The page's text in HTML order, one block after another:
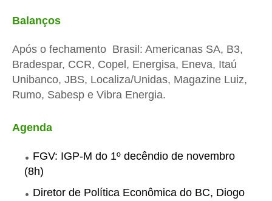
Balanços
Após o fechamento Brasil: Americanas SA, B3,
Bradespar, CCR, Copel, Energisa, Eneva, Itaú
Unibanco, JBS, Localiza/Unidas, Magazine Luiz,
Rumo, Sabesp e Vibra Energia.
Agenda
FGV: IGP-M do 1º decêndio de novembro
(8h)
Diretor de Política Econômica do BC, Diogo